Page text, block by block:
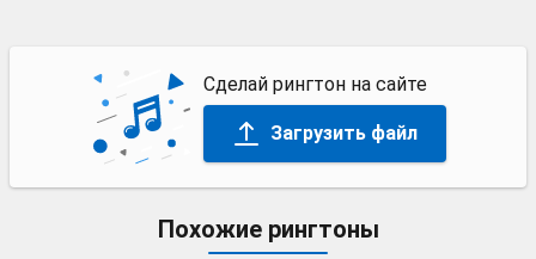
Сделай рингтон на сайте
Загрузить файл
Похожие рингтоны